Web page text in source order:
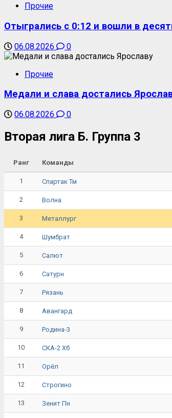
Прочие
Отыгрались с 0:12 и вошли в
06.08.2026 0
Прочие
Медали и слава достались
06.08.2026 0
Вторая лига Б. Группа 3
Ранг Команды
1 Спартак Тм
2 Волна
3 Металлург
4 Шумбрат
5 Салют
6 Сатурн
7 Рязань
8 Авангард
9 Родина-3
10 СКА-2 Хб
11 Орёл
12 Строгино
13 Зенит Пн